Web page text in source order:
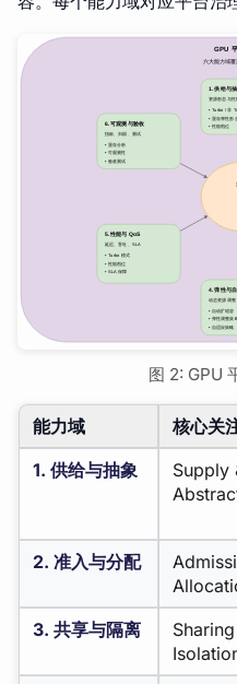
图 2: GPU
能力域 核心关
1. 供给与抽象
Supply
2. 准入与分配
3. 共享与隔离